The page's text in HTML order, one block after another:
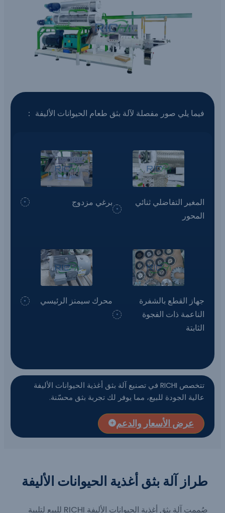
فيما يلي صور مفصلة لآلة بثق طعام الحيوانات الأليفة ：
المغير التفاضلي ثنائي
المحور
برغي مزدوج
جهاز القطع بالشفرة
الناعمة ذات الفجوة
الثابتة
محرك سيمنز الرئيسي
تتخصص RICHI في تصنيع آلة بثق أغذية الحيوانات الأليفة
عالية الجودة للبيع، مما يوفر لك تجربة بثق محسّنة.
عرض الأسعار والدعم
طراز آلة بثق أغذية الحيوانات الأليفة
صُممت آلة بثق أغذية الحيوانات الأليفة RICHI للبيع لتلبية